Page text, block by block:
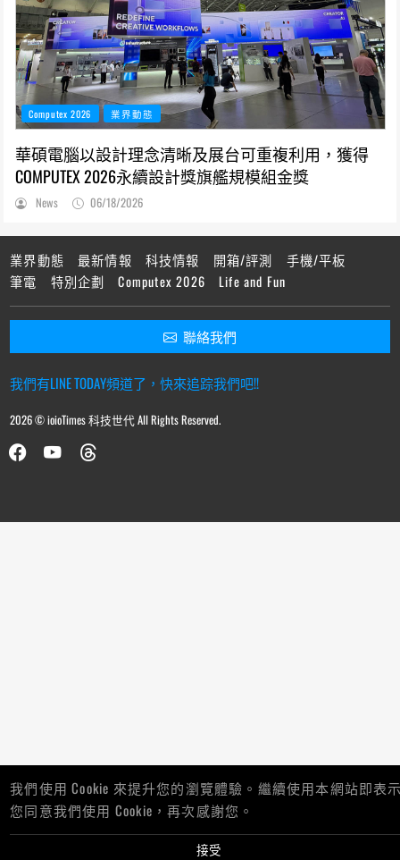
Computex 2026 業界動態
華碩電腦以設計理念清晰及展台可重複利用，獲得
COMPUTEX 2026永續設計獎旗艦規模組金獎
News 06/18/2026
業界動態 最新情報 科技情報 開箱/評測
手機/平板
筆電
特別企劃 Computex 2026 Life and Fun
聯絡我們
我們有LINE TODAY頻道了，快來追踪我們吧!!
2026 © ioioTimes 科技世代 All Rights Reserved.
我們使用 Cookie 來提升您的瀏覽體驗。繼續使用本網站即表
您同意我們使用 Cookie，再次感謝您。
接受